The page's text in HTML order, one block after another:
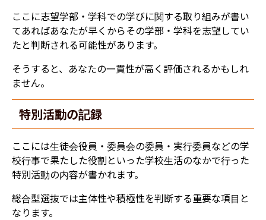
ここに志望学部・学科での学びに関する取り組みが書い
てあればあなたが早くからその学部・学科を志望してい
たと判断される可能性があります。
そうすると、あなたの一貫性が高く評価されるかもしれ
ません。
特別活動の記録
ここには生徒会役員・委員会の委員・実行委員などの学
校行事で果たした役割といった学校生活のなかで行った
特別活動の内容が書かれます。
総合型選抜では主体性や積極性を判断する重要な項目と
なります。